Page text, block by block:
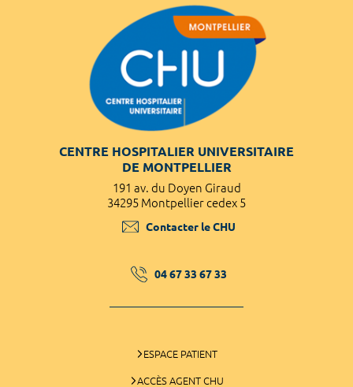
CENTRE HOSPITALIER UNIVERSITAIRE
DE MONTPELLIER
191 av. du Doyen Giraud
34295 Montpellier cedex 5
Contacter le CHU
04 67 33 67 33
ESPACE PATIENT
ACCÈS AGENT CHU